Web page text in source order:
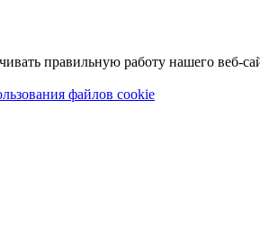
правильную работу нашего веб-
файлов cookie